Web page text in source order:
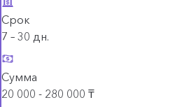
Срок
7 – 30 дн.
Сумма
20 000 - 280 000 ₸